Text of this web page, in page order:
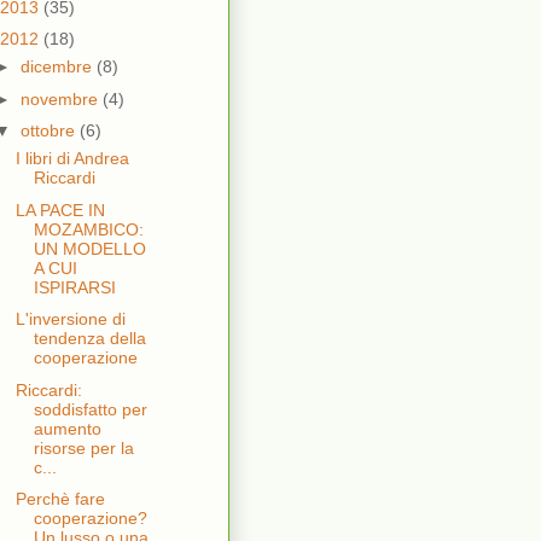
2013 (35)
2012 (18)
dicembre (8)
novembre (4)
ottobre (6)
I libri di Andrea
Riccardi
LA PACE IN
MOZAMBICO:
UN MODELLO
A CUI
ISPIRARSI
L'inversione di
tendenza della
cooperazione
Riccardi:
soddisfatto per
aumento
risorse per la
c...
Perchè fare
cooperazione?